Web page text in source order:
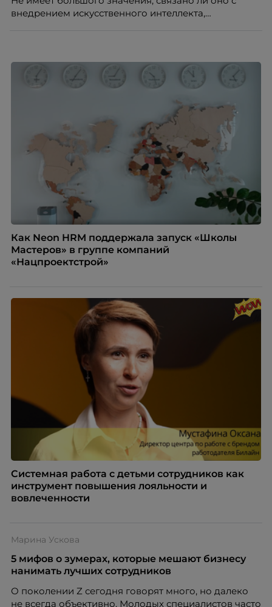
внедрением искусственного интеллекта,
означают потерю стабильности, а для внешнего
рынка становятся сигналом о возможных
проблемах организации. В результате увольнения
нередко превращаются в фактор, который
негативно влияет HR-бренд работодателя.
Как Neon HRM поддержала запуск «Школы
Мастеров» в группе компаний
«Нацпроектстрой»
Системная работа с детьми сотрудников как
инструмент повышения лояльности и
вовлеченности
Марина Ускова
5 мифов о зумерах, которые мешают бизнесу
нанимать лучших сотрудников
О поколении Z сегодня говорят много, но далеко
не всегда объективно. Молодых специалистов часто